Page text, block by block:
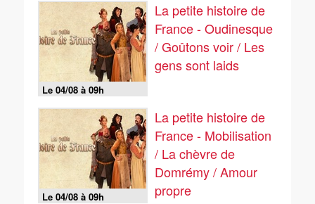
Le 04/08 à 09h
La petite histoire de
France - Oudinesque
/ Goûtons voir / Les
gens sont laids
Le 04/08 à 09h
La petite histoire de
France - Mobilisation
/ La chèvre de
Domrémy / Amour
propre